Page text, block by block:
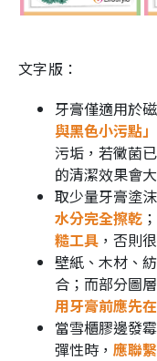
文字版：
牙膏僅適用於
與黑色小污點」
污垢，若黴菌
的清潔效果會
取少量牙膏塗
水分完全擦乾
糙工具 ，否則
壁紙、木材、
合；而部分圖
用牙膏前應先
當雪櫃膠邊發
彈性時， 應聯